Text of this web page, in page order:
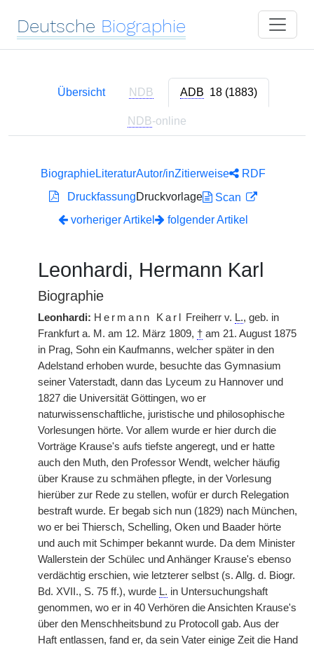
Deutsche Biographie
Übersicht NDB ADB 18 (1883)
NDB-online
BiographieLiteraturAutor/inZitierweise
RDF
DruckfassungDruckvorlage
Scan
vorheriger Artikel
folgender Artikel
Leonhardi, Hermann Karl
Biographie
Leonhardi: Hermann Karl Freiherr v. L., geb. in
Frankfurt a. M. am 12. März 1809, † am 21. August 1875
in Prag, Sohn ein Kaufmanns, welcher später in den
Adelstand erhoben wurde, besuchte das Gymnasium
seiner Vaterstadt, dann das Lyceum zu Hannover und
1827 die Universität Göttingen, wo er
naturwissenschaftliche, juristische und philosophische
Vorlesungen hörte. Vor allem wurde er hier durch die
Vorträge Krause's aufs tiefste angeregt, und er hatte
auch den Muth, den Professor Wendt, welcher häufig
über Krause zu schmähen pflegte, in der Vorlesung
hierüber zur Rede zu stellen, wofür er durch Relegation
bestraft wurde. Er begab sich nun (1829) nach München,
wo er bei Thiersch, Schelling, Oken und Baader hörte
und auch mit Schimper bekannt wurde. Da dem Minister
Wallerstein der Schülec und Anhänger Krause's ebenso
verdächtig erschien, wie letzterer selbst (s. Allg. d. Biogr.
Bd. XVII., S. 75 ff.), wurde L. in Untersuchungshaft
genommen, wo er in 40 Verhören die Ansichten Krause's
über den Menschheitsbund zu Protocoll gab. Aus der
Haft entlassen, fand er, da sein Vater einige Zeit die Hand